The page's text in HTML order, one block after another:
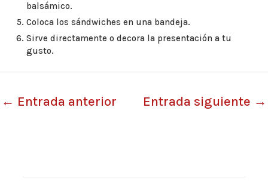
balsámico.
Coloca los sándwiches en una bandeja.
Sirve directamente o decora la presentación a tu
gusto.
← Entrada anterior Entrada siguiente →